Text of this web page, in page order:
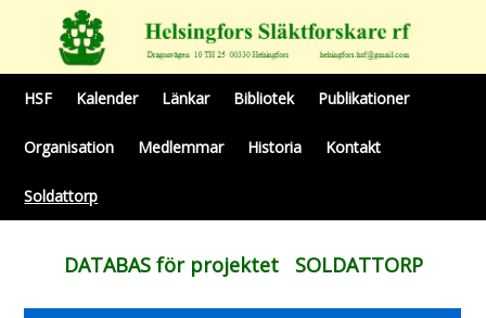
HSF Kalender Länkar Bibliotek Publikationer
Organisation Medlemmar Historia Kontakt
Soldattorp
DATABAS för projektet SOLDATTORP